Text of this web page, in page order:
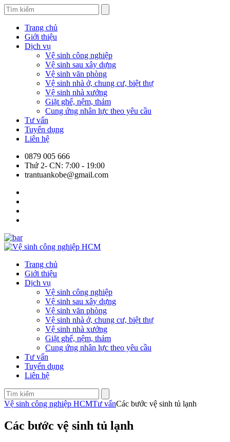
Trang chủ
Giới thiệu
Dịch vụ
Vệ sinh công nghiệp
Vệ sinh sau xây dựng
Vệ sinh văn phòng
Vệ sinh nhà ở, chung cư, biệt thự
Vệ sinh nhà xưởng
Giặt ghế, nệm, thảm
Cung ứng nhân lực theo yêu cầu
Tư vấn
Tuyển dụng
Liên hệ
0879 005 666
Thứ 2- CN: 7:00 - 19:00
trantuankobe@gmail.com
Trang chủ
Giới thiệu
Dịch vụ
Vệ sinh công nghiệp
Vệ sinh sau xây dựng
Vệ sinh văn phòng
Vệ sinh nhà ở, chung cư, biệt thự
Vệ sinh nhà xưởng
Giặt ghế, nệm, thảm
Cung ứng nhân lực theo yêu cầu
Tư vấn
Tuyển dụng
Liên hệ
Vệ sinh công nghiệp HCMTư vấnCác bước vệ sinh tủ lạnh
Các bước vệ sinh tủ lạnh